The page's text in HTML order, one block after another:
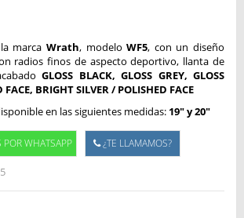
marca Wrath, modeloWF5, con un diseño
radios finos de aspecto deportivo, llanta de
GLOSS BLACK, GLOSS GREY, GLOSS
BRIGHT SILVER / POLISHED FACE
en las siguientes medidas: 19" y 20"
POR WHATSAPP ¿TE LLAMAMOS?